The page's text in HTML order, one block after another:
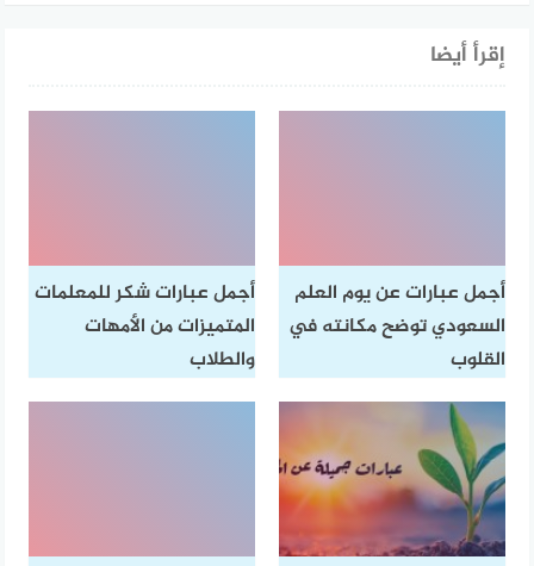
إقرأ أيضا
أجمل عبارات عن يوم العلم
السعودي توضح مكانته في
القلوب
أجمل عبارات شكر للمعلمات
المتميزات من الأمهات
والطلاب